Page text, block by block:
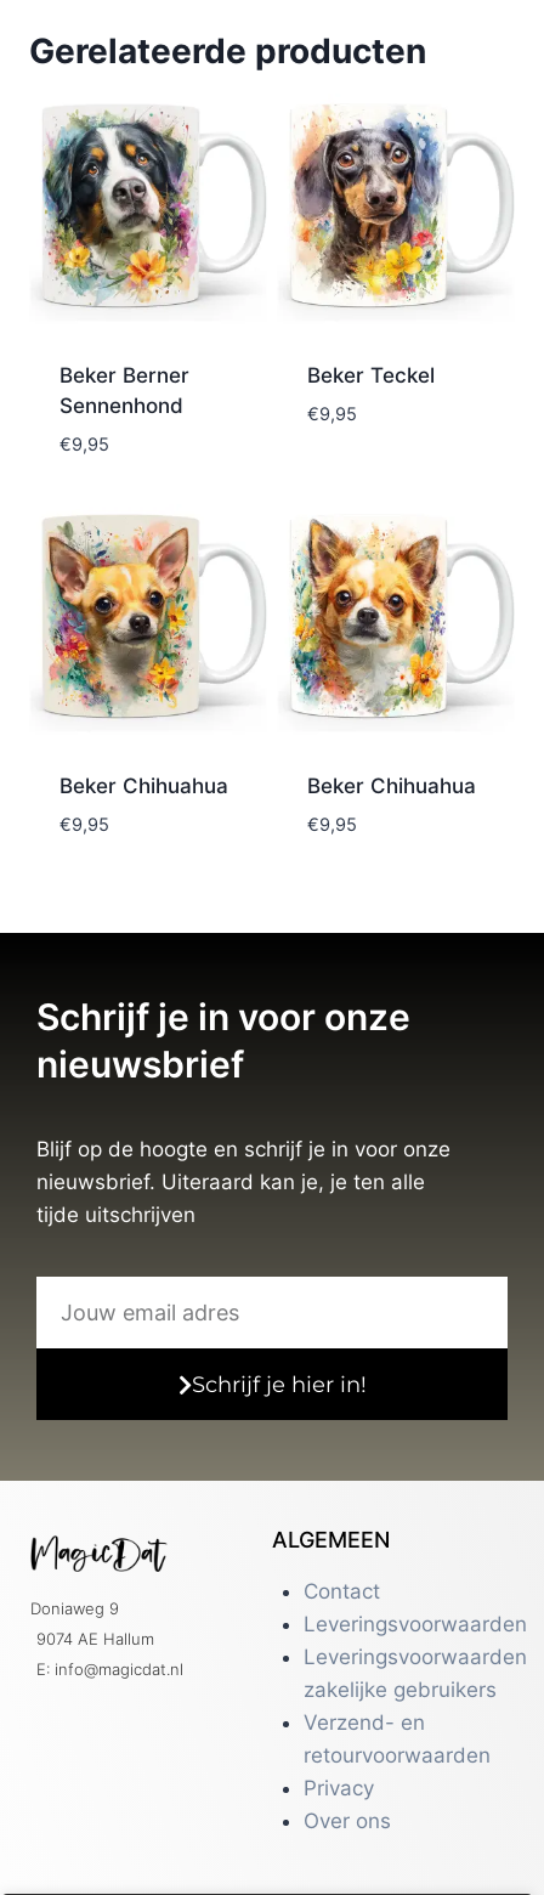
Gerelateerde producten
Beker Berner
Sennenhond
€9,95
Beker Teckel
€9,95
Beker Chihuahua
€9,95
Beker Chihuahua
€9,95
Schrijf je in voor onze
nieuwsbrief
Blijf op de hoogte en schrijf je in voor onze
nieuwsbrief. Uiteraard kan je, je ten alle
tijde uitschrijven
Schrijf je hier in!
Doniaweg 9
9074 AE Hallum
E: info@magicdat.nl
ALGEMEEN
Contact
Leveringsvoorwaarden
Leveringsvoorwaarden
zakelijke gebruikers
Verzend- en
retourvoorwaarden
Privacy
Over ons